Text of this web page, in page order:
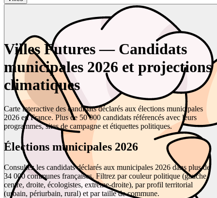
Villes Futures — Candidats
municipales 2026 et projections
climatiques
Carte interactive des candidats déclarés aux élections municipales
2026 en France. Plus de 50 000 candidats référencés avec leurs
programmes, sites de campagne et étiquettes politiques.
Élections municipales 2026
Consultez les candidats déclarés aux municipales 2026 dans plus de
34 000 communes françaises. Filtrez par couleur politique (gauche,
centre, droite, écologistes, extrême-droite), par profil territorial
(urbain, périurbain, rural) et par taille de commune.